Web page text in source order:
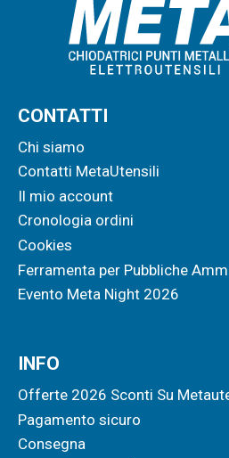
CONTATTI
Chi siamo
Contatti MetaUtensili
Il mio account
Cronologia ordini
Cookies
Ferramenta per Pubbliche
Evento Meta Night 2026
INFO
Offerte 2026 Sconti Su
Pagamento sicuro
Consegna